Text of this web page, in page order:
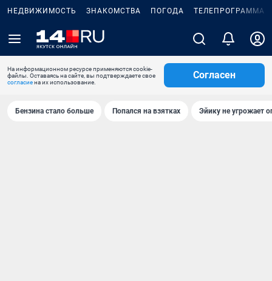
НЕДВИЖИМОСТЬ ЗНАКОМСТВА ПОГОДА ТЕЛЕПРОГРАММА
На информационном ресурсе применяются cookie-
файлы. Оставаясь на сайте, вы подтверждаете свое
согласиена их использование.
Согласен
Бензина стало больше Попался на взятках Эйику не угрожает